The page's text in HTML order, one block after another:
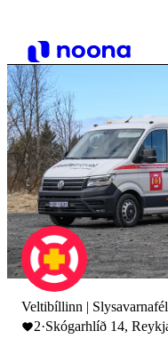
Veltibíllinn |
2·Skógarhlíð 14,